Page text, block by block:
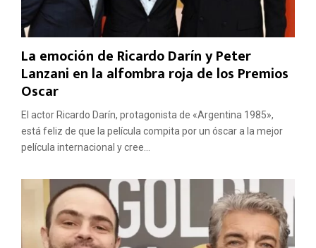
La emoción de Ricardo Darín y Peter
Lanzani en la alfombra roja de los Premios
Oscar
El actor Ricardo Darín, protagonista de «Argentina 1985»,
está feliz de que la película compita por un óscar a la mejor
película internacional y cree...